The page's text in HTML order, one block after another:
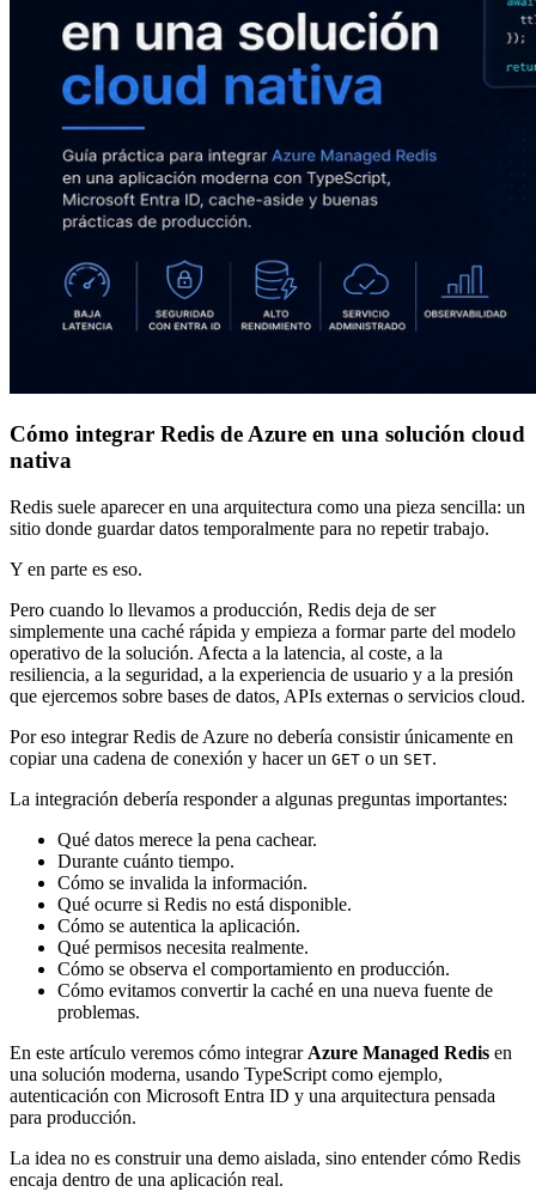
Cómo integrar Redis de Azure en una solución cloud
nativa
Redis suele aparecer en una arquitectura como una pieza sencilla: un
sitio donde guardar datos temporalmente para no repetir trabajo.
Y en parte es eso.
Pero cuando lo llevamos a producción, Redis deja de ser
simplemente una caché rápida y empieza a formar parte del modelo
operativo de la solución. Afecta a la latencia, al coste, a la
resiliencia, a la seguridad, a la experiencia de usuario y a la presión
que ejercemos sobre bases de datos, APIs externas o servicios cloud.
Por eso integrar Redis de Azure no debería consistir únicamente en
copiar una cadena de conexión y hacer un GET o un SET.
La integración debería responder a algunas preguntas importantes:
Qué datos merece la pena cachear.
Durante cuánto tiempo.
Cómo se invalida la información.
Qué ocurre si Redis no está disponible.
Cómo se autentica la aplicación.
Qué permisos necesita realmente.
Cómo se observa el comportamiento en producción.
Cómo evitamos convertir la caché en una nueva fuente de
problemas.
En este artículo veremos cómo integrar Azure Managed Redis en
una solución moderna, usando TypeScript como ejemplo,
autenticación con Microsoft Entra ID y una arquitectura pensada
para producción.
La idea no es construir una demo aislada, sino entender cómo Redis
encaja dentro de una aplicación real.